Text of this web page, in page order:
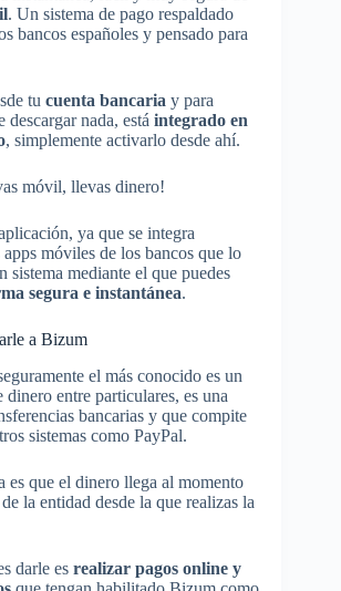
. Un sistema de pago respaldado
bancos españoles y pensado para
tu cuenta bancaria y para
descargar nada, está integrado en
, simplemente activarlo desde ahí.
móvil, llevas dinero!
ya que se integra
móviles de los bancos que lo
sistema mediante el que puedes
segura e instantánea.
a Bizum
el más conocido es un
dinero entre particulares, es una
bancarias y que compite
sistemas como PayPal.
es que el dinero llega al momento
la entidad desde la que realizas la
darle es realizar pagos online y